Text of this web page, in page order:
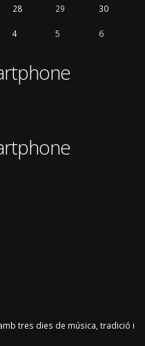
28 29 30
4 5
6
tres dies de música, tradició i